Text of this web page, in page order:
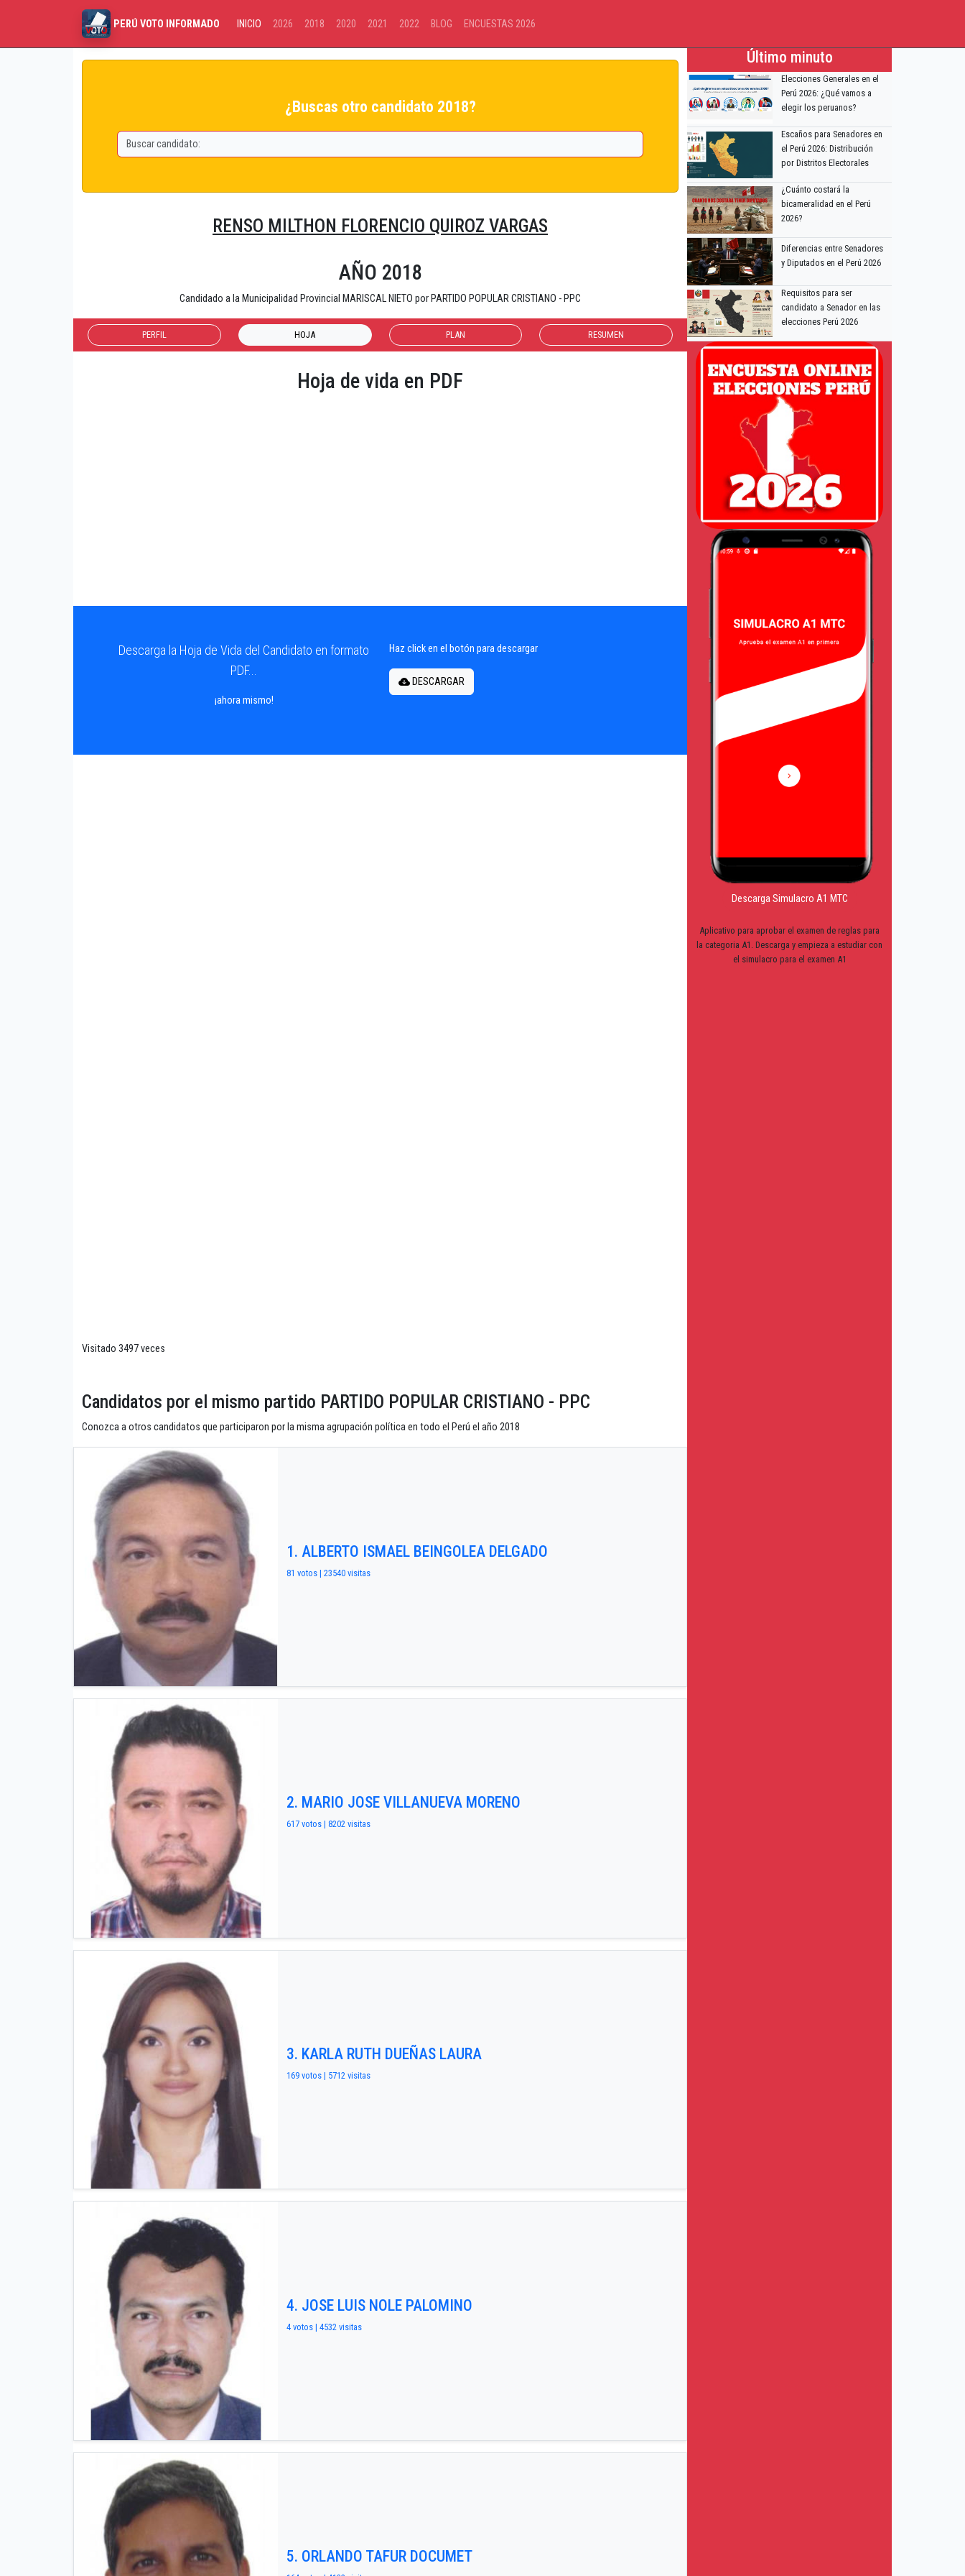
PERÚ VOTO INFORMADO INICIO 2026 2018 2020 2021 2022 BLOG ENCUESTAS 2026
¿Buscas otro candidato 2018?
RENSO MILTHON FLORENCIO QUIROZ VARGAS
AÑO 2018
Candidado a la Municipalidad Provincial MARISCAL NIETO por PARTIDO POPULAR CRISTIANO - PPC
PERFIL HOJA PLAN RESUMEN
Hoja de vida en PDF
Descarga la Hoja de Vida del Candidato en formato
PDF...
¡ahora mismo!
Haz click en el botón para descargar
DESCARGAR
Visitado 3497 veces
Candidatos por el mismo partido PARTIDO POPULAR CRISTIANO - PPC
Conozca a otros candidatos que participaron por la misma agrupación política en todo el Perú el año 2018
1. ALBERTO ISMAEL BEINGOLEA DELGADO
81 votos | 23540 visitas
2. MARIO JOSE VILLANUEVA MORENO
617 votos | 8202 visitas
3. KARLA RUTH DUEÑAS LAURA
169 votos | 5712 visitas
4. JOSE LUIS NOLE PALOMINO
4 votos | 4532 visitas
5. ORLANDO TAFUR DOCUMET
Último minuto
Elecciones Generales en el
Perú 2026: ¿Qué vamos a
elegir los peruanos?
Escaños para Senadores en
el Perú 2026: Distribución
por Distritos Electorales
¿Cuánto costará la
bicameralidad en el Perú
2026?
Diferencias entre Senadores
y Diputados en el Perú 2026
Requisitos para ser
candidato a Senador en las
elecciones Perú 2026
Descarga Simulacro A1 MTC
Aplicativo para aprobar el examen de reglas para
la categoria A1. Descarga y empieza a estudiar con
el simulacro para el examen A1